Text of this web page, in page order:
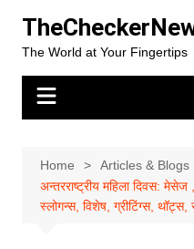
contentThe World at Your Fingertips
Home
Articles & Blogs
अन्तरराष्ट्रीय महिला दिवस:
स्लोगन्स, विशेष, ग्रीटिंग्स, थॉट्स,